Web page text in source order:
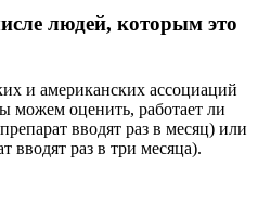
людей, которым это
и американских ассоциаций
можем оценить, работает ли
вводят раз в месяц) или
вводят раз в три месяца).